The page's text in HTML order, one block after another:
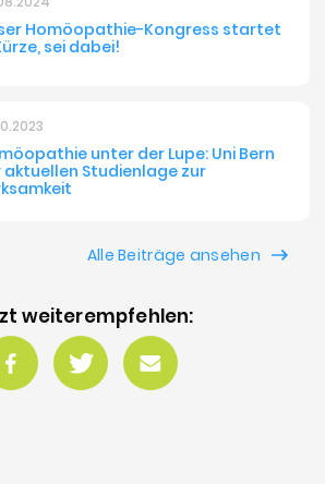
Homöopathie-Kongress startet
sei dabei!
unter der Lupe: Uni Bern
aktuellen Studienlage zur
Alle Beiträge ansehen
weiterempfehlen: